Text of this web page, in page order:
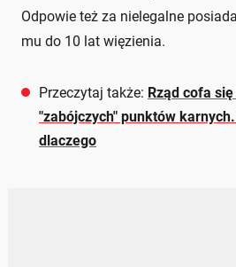
Odpowie też za nielegalne
mu do 10 lat więzienia.
Przeczytaj także: Rząd cofa
"zabójczych" punktów
dlaczego